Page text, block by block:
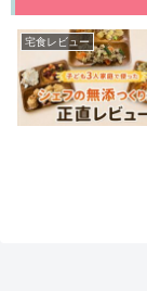
宅食レビュー